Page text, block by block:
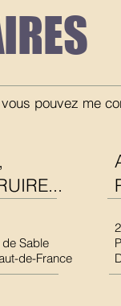
pouvez me
Sable
de-France